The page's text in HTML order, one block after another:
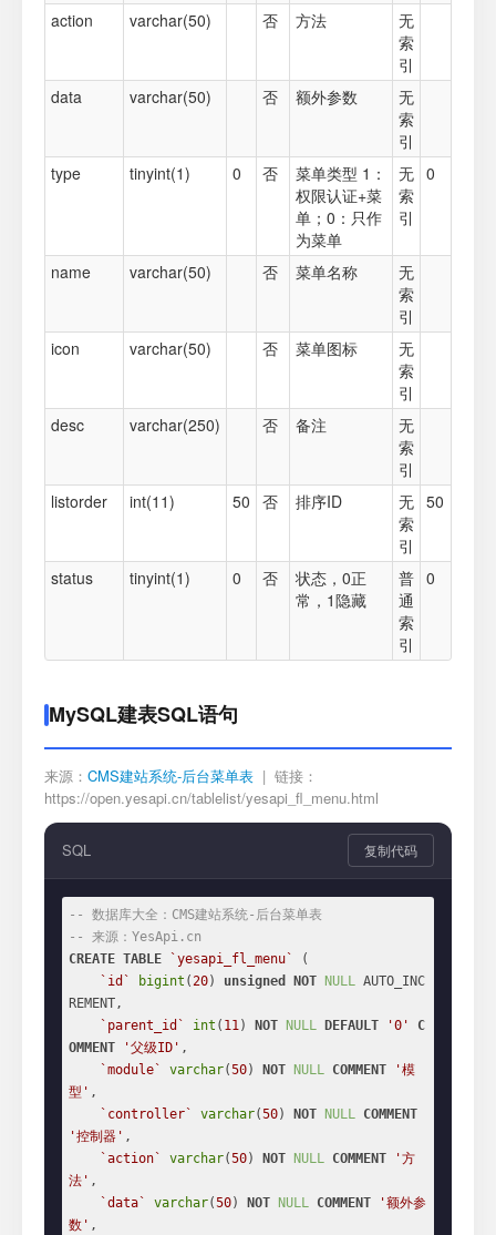
action
varchar(50) 否 方法
无
索
引
data
varchar(50) 否 额外参数
无
索
引
type
tinyint(1) 0 否
菜单类型 1：
权限认证+菜
单；0：只作
为菜单
无
索
引
0
name varchar(50) 否 菜单名称
无
索
引
icon
varchar(50) 否 菜单图标
无
索
引
desc
varchar(250) 否 备注
无
索
引
listorder
int(11) 50 否 排序ID
无
索
引
50
status tinyint(1) 0 否
状态，0正
常，1隐藏
普
通
索
引
0
MySQL建表SQL语句
来源： CMS建站系统-后台菜单表 | 链接：
https://open.yesapi.cn/tablelist/yesapi_fl_menu.html
SQL 复制代码
-- 数据库大全：CMS建站系统-后台菜单表
-- 来源：YesApi.cn
CREATE TABLE `yesapi_fl_menu`
(
`id`
bigint (20) unsigned NOT NULL AUTO_INC
REMENT,
`parent_id`
int ( 11) NOT NULL DEFAULT '0'
C
OMMENT
'父级ID' ,
`module`
varchar(50) NOT NULL COMMENT
'模
型' ,
`controller`
varchar(50) NOT NULL COMMENT
'控制器' ,
`action`
varchar(50) NOT NULL COMMENT
'方
法' ,
`data`
varchar(50) NOT NULL COMMENT
'额外参
数' ,